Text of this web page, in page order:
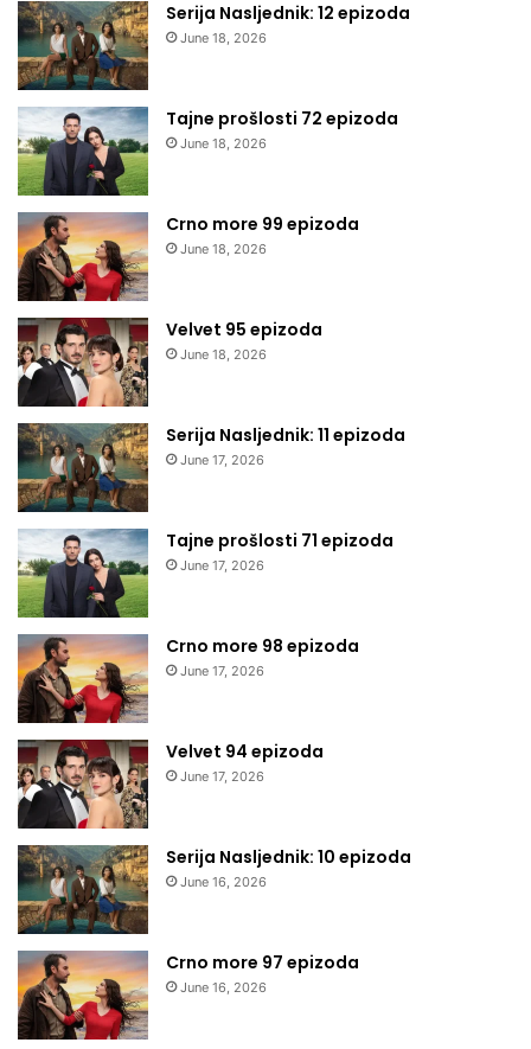
Serija Nasljednik: 12 epizoda
June 18, 2026
Tajne prošlosti 72 epizoda
June 18, 2026
Crno more 99 epizoda
June 18, 2026
Velvet 95 epizoda
June 18, 2026
Serija Nasljednik: 11 epizoda
June 17, 2026
Tajne prošlosti 71 epizoda
June 17, 2026
Crno more 98 epizoda
June 17, 2026
Velvet 94 epizoda
June 17, 2026
Serija Nasljednik: 10 epizoda
June 16, 2026
Crno more 97 epizoda
June 16, 2026